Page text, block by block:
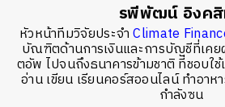
รพีพัฒน์ อิงค
หัวหน้าทีมวิจัยประจำClimate
บัณฑิตด้านการเงินและการบัญชีที่เค
ตอัพ ไปจนถึงธนาคารข้ามชาติ ที่ชอบใ
อ่าน เขียน เรียนคอร์สออนไลน์ ทำอาห
กำลังซน